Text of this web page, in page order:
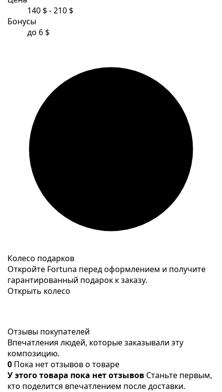
140 $ - 210 $
Бонусы
до 6 $
Колесо подарков
Откройте Fortuna перед оформлением и получите
гарантированный подарок к заказу.
Открыть колесо
Отзывы покупателей
Впечатления людей, которые заказывали эту
композицию.
0 Пока нет отзывов о товаре
У этого товара пока нет отзывов Станьте первым,
кто поделится впечатлением после доставки.